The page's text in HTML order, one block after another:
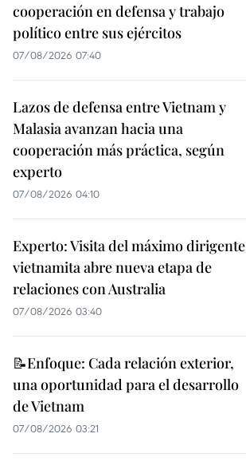
cooperación en defensa y trabajo
político entre sus ejércitos
07/08/2026 07:40
Lazos de defensa entre Vietnam y
Malasia avanzan hacia una
cooperación más práctica, según
experto
07/08/2026 04:10
Experto: Visita del máximo dirigente
vietnamita abre nueva etapa de
relaciones con Australia
07/08/2026 03:40
📝Enfoque: Cada relación exterior,
una oportunidad para el desarrollo
de Vietnam
07/08/2026 03:21